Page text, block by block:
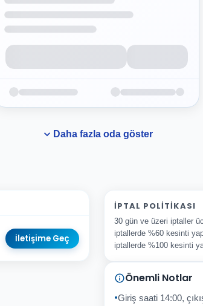
Daha fazla oda göster
İletişime Geç
İPTAL POLITIKASI
30 gün ve üzeri iptaller
iptallerde %60 kesinti
iptallerde %100 kesinti
Önemli Notlar
Giriş saati 14:00,